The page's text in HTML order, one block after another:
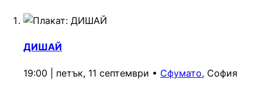
ДИШАЙ
19:00 | петък, 11 септември • Сфумато, София